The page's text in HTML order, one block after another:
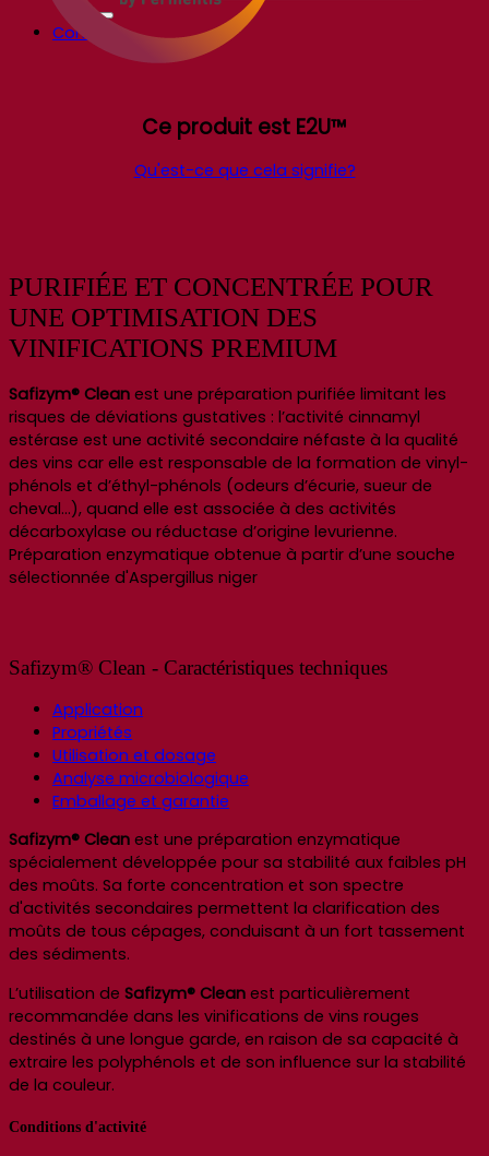
Contact
Ce produit est E2U™
Qu'est-ce que cela signifie?
PURIFIÉE ET CONCENTRÉE POUR
UNE OPTIMISATION DES
VINIFICATIONS PREMIUM
Safizym® Clean est une préparation purifiée limitant les
risques de déviations gustatives : l’activité cinnamyl
estérase est une activité secondaire néfaste à la qualité
des vins car elle est responsable de la formation de vinyl-
phénols et d’éthyl-phénols (odeurs d’écurie, sueur de
cheval…), quand elle est associée à des activités
décarboxylase ou réductase d’origine levurienne.
Préparation enzymatique obtenue à partir d’une souche
sélectionnée d'Aspergillus niger
Safizym® Clean - Caractéristiques techniques
Application
Propriétés
Utilisation et dosage
Analyse microbiologique
Emballage et garantie
Safizym® Clean est une préparation enzymatique
spécialement développée pour sa stabilité aux faibles pH
des moûts. Sa forte concentration et son spectre
d'activités secondaires permettent la clarification des
moûts de tous cépages, conduisant à un fort tassement
des sédiments.
L’utilisation de Safizym® Clean est particulièrement
recommandée dans les vinifications de vins rouges
destinés à une longue garde, en raison de sa capacité à
extraire les polyphénols et de son influence sur la stabilité
de la couleur.
Conditions d'activité